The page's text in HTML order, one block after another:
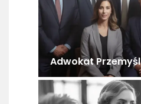
Adwokat Przemyśl